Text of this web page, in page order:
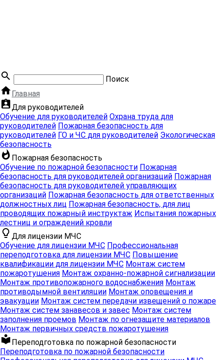
search Поиск
homeГлавная
assignment_indДля руководителей
Обучение для руководителей Охрана труда для
руководителей Пожарная безопасность для
руководителей ГО и ЧС для руководителей Экологическая
безопасность
whatshot Пожарная безопасность
Обучение по пожарной безопасности Пожарная
безопасность для руководителей организаций Пожарная
безопасность для руководителей управляющих
организаций Пожарная безопасность для ответственных
должностных лиц Пожарная безопасность, для лиц
проводящих пожарный инструктаж Испытания пожарных
лестниц и ограждений кровли
lightbulb_outline Для лицензии МЧС
Обучение для лицензии МЧС Профессиональная
переподготовка для лицензии МЧС Повышение
квалификации для лицензии МЧС Монтаж систем
пожаротушения Монтаж охранно-пожарной сигнализации
Монтаж противопожарного водоснабжения Монтаж
противодымной вентиляции Монтаж оповещения и
эвакуации Монтаж систем передачи извещений о пожаре
Монтаж систем занавесов и завес Монтаж систем
заполнения проемов Монтаж по огнезащите материалов
Монтаж первичных средств пожаротушения
local_library Переподготовка по пожарной безопасности
Переподготовка по пожарной безопасности